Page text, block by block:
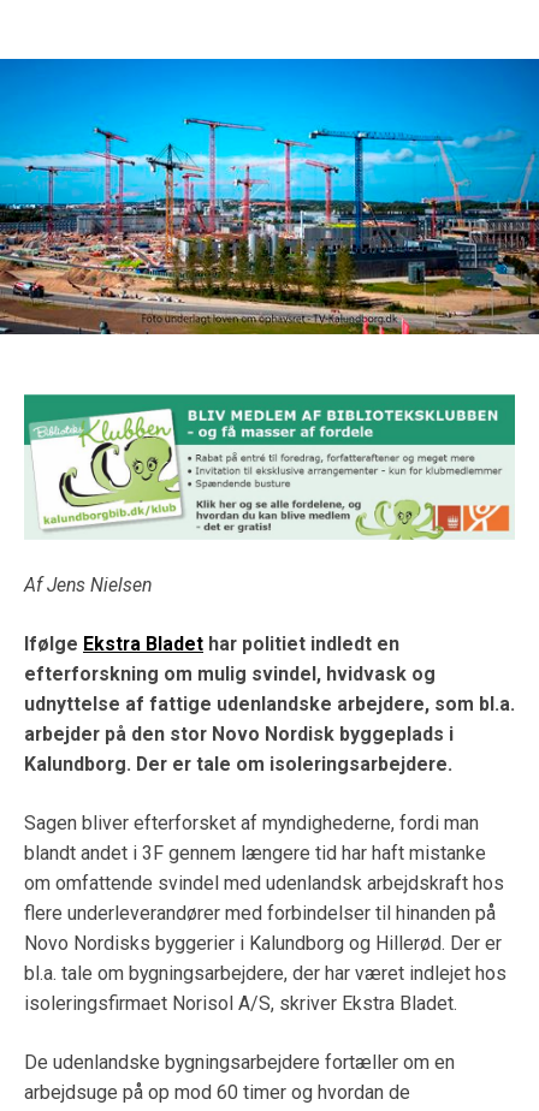
Af Jens Nielsen
Ifølge Ekstra Bladet har politiet indledt en
efterforskning om mulig svindel, hvidvask og
udnyttelse af fattige udenlandske arbejdere, som bl.a.
arbejder på den stor Novo Nordisk byggeplads i
Kalundborg. Der er tale om isoleringsarbejdere.
Sagen bliver efterforsket af myndighederne, fordi man
blandt andet i 3F gennem længere tid har haft mistanke
om omfattende svindel med udenlandsk arbejdskraft hos
flere underleverandører med forbindelser til hinanden på
Novo Nordisks byggerier i Kalundborg og Hillerød. Der er
bl.a. tale om bygningsarbejdere, der har været indlejet hos
isoleringsfirmaet Norisol A/S, skriver Ekstra Bladet.
De udenlandske bygningsarbejdere fortæller om en
arbejdsuge på op mod 60 timer og hvordan de